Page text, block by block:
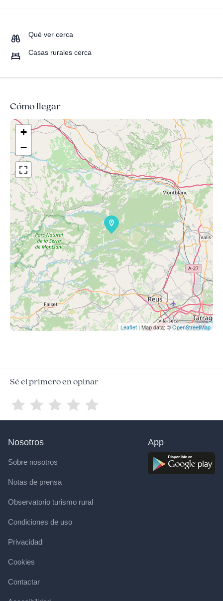
Qué ver cerca
Casas rurales cerca
Cómo llegar
+
−
Leaflet | Map data: ©OpenStreetMap
Sé el primero en opinar
Nosotros
Sobre nosotros
Notas de prensa
Observatorio turismo rural
Condiciones de uso
Privacidad
Cookies
Contactar
App